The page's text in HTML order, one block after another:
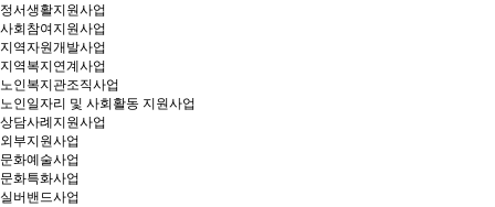
정서생활지원사업
사회참여지원사업
지역자원개발사업
지역복지연계사업
노인복지관조직사업
노인일자리 및 사회활동 지원사업
상담사례지원사업
외부지원사업
문화예술사업
문화특화사업
실버밴드사업